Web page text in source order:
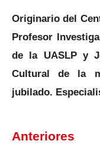
Originario del
Profesor
de la UASLP y
Cultural de la
jubilado.
Anteriores